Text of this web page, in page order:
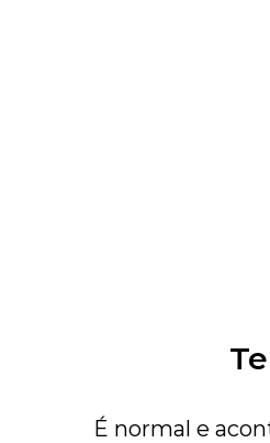
É normal e